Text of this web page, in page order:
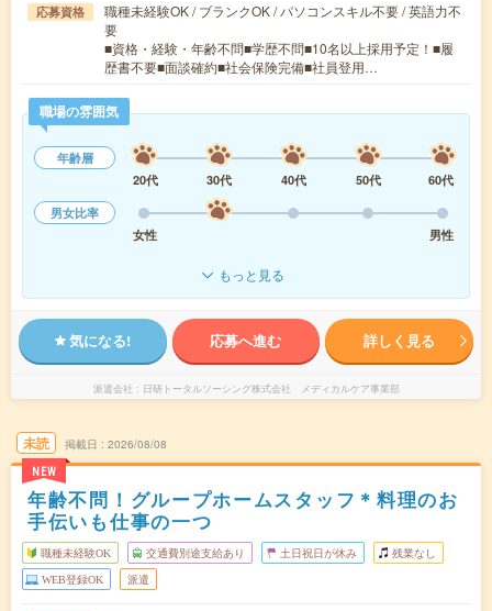
応募資格
職種未経験OK / ブランクOK / パソコンスキル不要 / 英語力不
要
■資格・経験・年齢不問■学歴不問■10名以上採用予定！■履
歴書不要■面談確約■社会保険完備■社員登用…
職場の雰囲気
年齢層
20代
30代 40代 50代
60代
男女比率
女性
男性
もっと見る
気になる! 応募へ進む 詳しく見る
派遣会社 日研トータルソーシング株式会社 メディカルケア事業部
未読
NEW
掲載日 2026/08/08
年齢不問！グループホームスタッフ＊料理のお
手伝いも仕事の一つ
職種未経験OK 交通費別途支給あり 土日祝日が休み 残業なし
WEB登録OK 派遣